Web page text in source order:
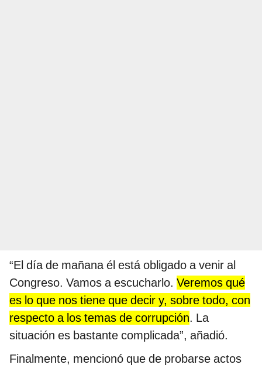
“El día de mañana él está obligado a venir al
Congreso. Vamos a escucharlo. Veremos qué
es lo que nos tiene que decir y, sobre todo, con
respecto a los temas de corrupción. La
situación es bastante complicada”, añadió.
Finalmente, mencionó que de probarse actos